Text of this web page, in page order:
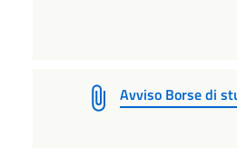
Avviso Borse di